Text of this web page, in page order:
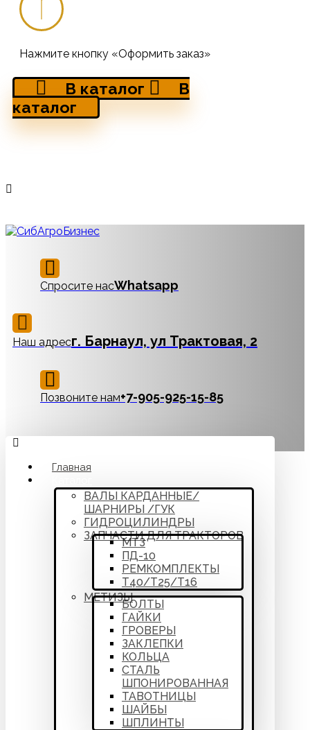
Нажмите кнопку «Оформить заказ»
В каталог
В
каталог
Спросите насWhatsapp
Наш адресг. Барнаул, ул Трактовая, 2
Позвоните нам‪+7-905-925-15-85
Главная
ВАЛЫ КАРДАННЫЕ/
ШАРНИРЫ /ГУК
ГИДРОЦИЛИНДРЫ
ЗАПЧАСТИ ДЛЯ ТРАКТОРОВ
МТЗ
ПД-10
РЕМКОМПЛЕКТЫ
Т40/Т25/Т16
МЕТИЗЫ
БОЛТЫ
ГАЙКИ
ГРОВЕРЫ
ЗАКЛЕПКИ
КОЛЬЦА
СТАЛЬ
ШПОНИРОВАННАЯ
ТАВОТНИЦЫ
ШАЙБЫ
ШПЛИНТЫ